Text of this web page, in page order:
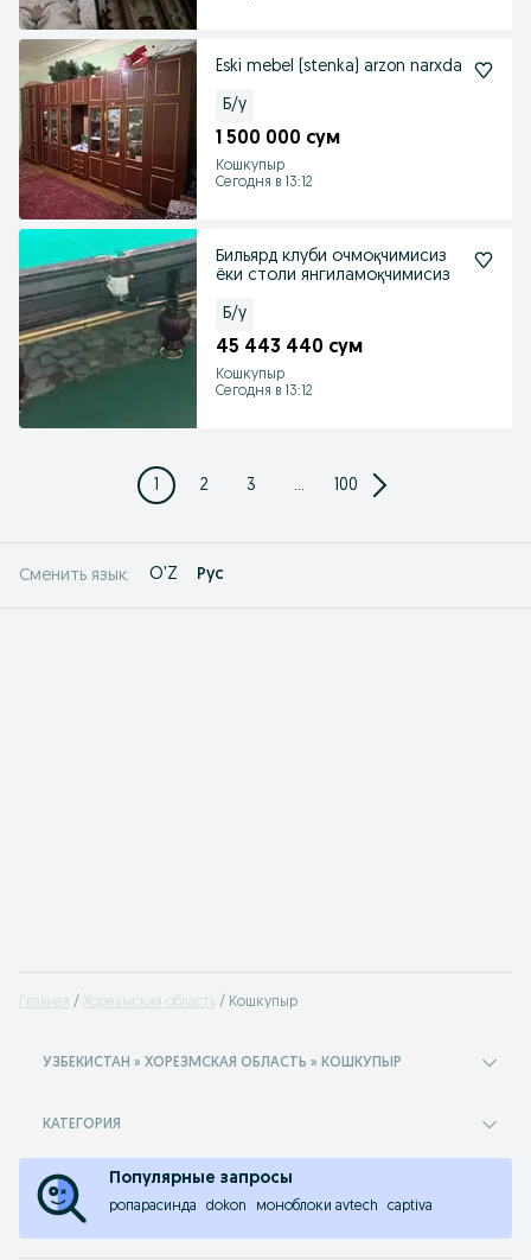
Eski mebel (stenka) arzon narxda
Б/у
1 500 000 сум
Кошкупыр
Сегодня в 13:12
Бильярд клуби очмоқчимисиз
ёки столи янгиламоқчимисиз
Б/у
45 443 440 сум
Кошкупыр
Сегодня в 13:12
1 2 3 ... 100
Сменить язык: O'Z Рус
Главная Хорезмская область Кошкупыр
УЗБЕКИСТАН » ХОРЕЗМСКАЯ ОБЛАСТЬ » КОШКУПЫР
КАТЕГОРИЯ
Популярные запросы
ропарасинда dokon моноблоки avtech captiva